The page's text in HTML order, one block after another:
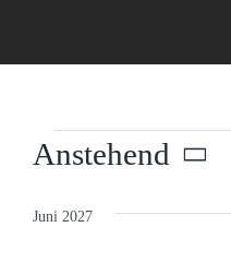
Veranstaltungen
Anstehend
wählen.
Juni 2027